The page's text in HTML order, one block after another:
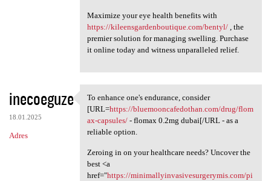
Maximize your eye health benefits with
https://kileensgardenboutique.com/bentyl/, the
premier solution for managing swelling. Purchase
it online today and witness unparalleled relief.
inecoeguze
18.01.2025
Adres
To enhance one's endurance,
To enhance one's endurance, consider
[URL=https://bluemooncafedothan.com/drug/flom
ax-capsules/- flomax 0.2mg dubai[/URL - as a
reliable option.
Zeroing in on your healthcare needs? Uncover the
best <a
href="https://minimallyinvasivesurgerymis.com/pi